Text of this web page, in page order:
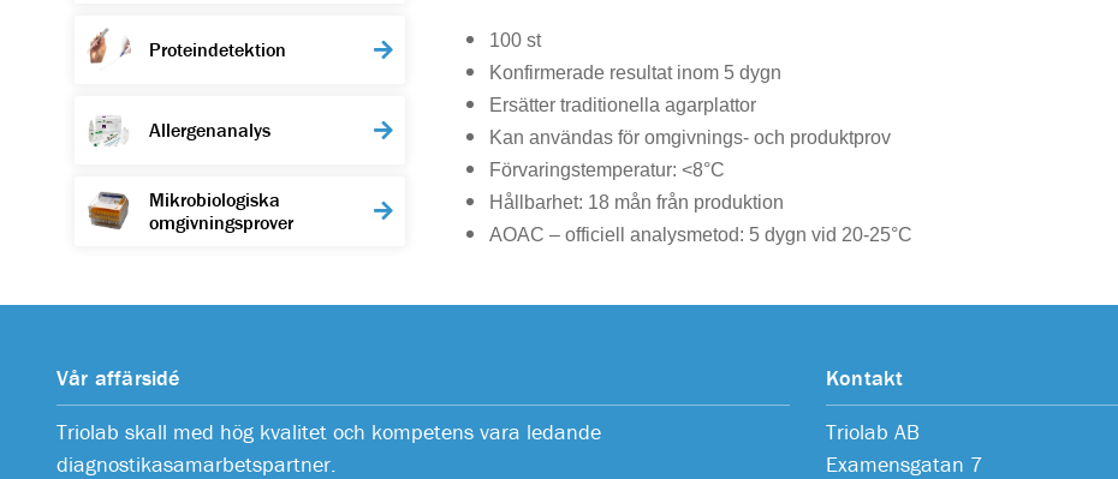
Proteindetektion
Allergenanalys
Mikrobiologiska
omgivningsprover
100 st
Konfirmerade resultat inom 5 dygn
Ersätter traditionella agarplattor
Kan användas för omgivnings- och produktprov
Förvaringstemperatur: <8°C
Hållbarhet: 18 mån från produktion
AOAC – officiell analysmetod: 5 dygn vid 20-25°C
Vår affärsidé
Triolab skall med hög kvalitet och kompetens vara ledande
diagnostikasamarbetspartner.
Kontakt
Triolab AB
Examensgatan 7